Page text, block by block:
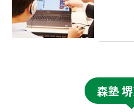
森塾